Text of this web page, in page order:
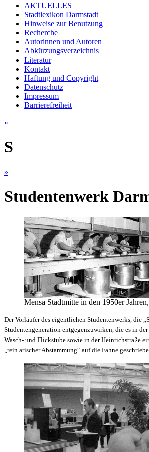
AKTUELLES
Stadtlexikon Darmstadt
Hinweise zur Benutzung
Recherche
Autorinnen und Autoren
Abkürzungsverzeichnis
Literatur
Kontakt
Haftung und Copyright
Datenschutz
Impressum
Barrierefreiheit
«
S
»
Studentenwerk
Mensa Stadtmitte in den 1950er
Der Vorläufer des eigentlichen Studentenwerks, die
Studentengeneration entgegenzuwirken, die es in
Wasch- und Flickstube sowie in der Heinrichstraße
„rein arischer Abstammung“ auf die Fahne